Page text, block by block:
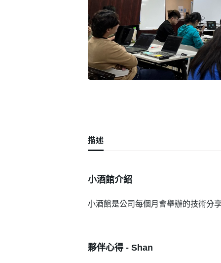
描述
小酒館介紹
小酒館是公司每個月會舉辦的技術分
夥伴心得 - Shan